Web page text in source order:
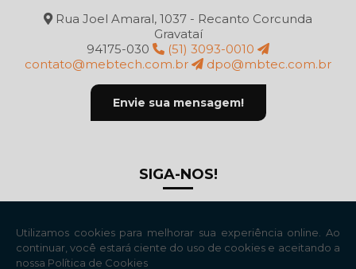
Rua Joel Amaral, 1037 - Recanto Corcunda
Gravataí
94175-030
(51) 3093-0010
contato@mebtech.com.br
dpo@mbtec.com.br
Envie sua mensagem!
SIGA-NOS!